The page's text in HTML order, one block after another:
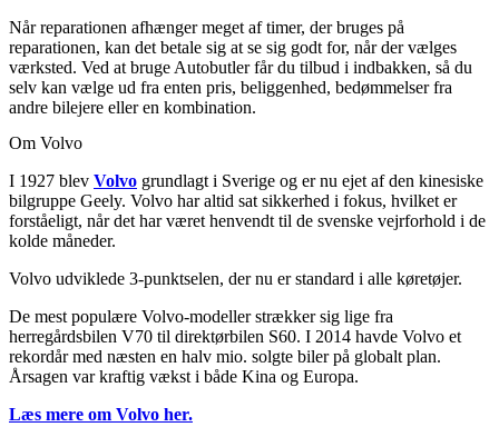
Når reparationen afhænger meget af timer, der bruges på
reparationen, kan det betale sig at se sig godt for, når der vælges
værksted. Ved at bruge Autobutler får du tilbud i indbakken, så du
selv kan vælge ud fra enten pris, beliggenhed, bedømmelser fra
andre bilejere eller en kombination.
Om Volvo
I 1927 blev Volvo grundlagt i Sverige og er nu ejet af den kinesiske
bilgruppe Geely. Volvo har altid sat sikkerhed i fokus, hvilket er
forståeligt, når det har været henvendt til de svenske vejrforhold i de
kolde måneder.
Volvo udviklede 3-punktselen, der nu er standard i alle køretøjer.
De mest populære Volvo-modeller strækker sig lige fra
herregårdsbilen V70 til direktørbilen S60. I 2014 havde Volvo et
rekordår med næsten en halv mio. solgte biler på globalt plan.
Årsagen var kraftig vækst i både Kina og Europa.
Læs mere om Volvo her.